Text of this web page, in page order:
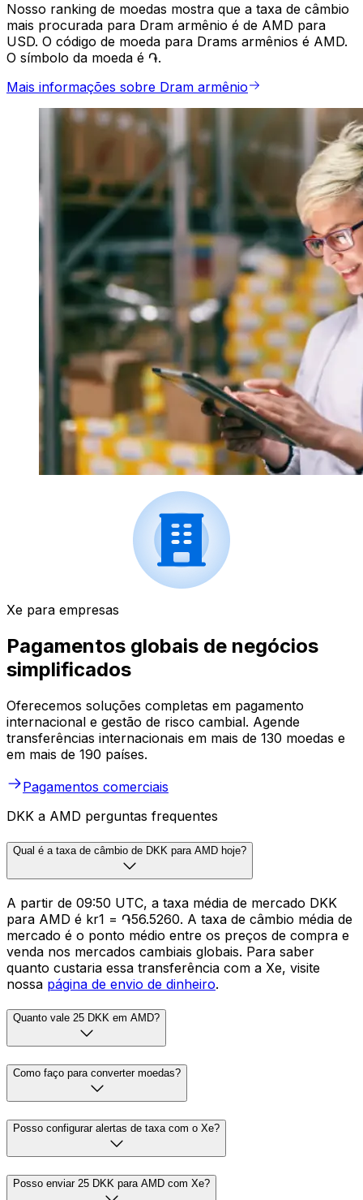
Nosso ranking de moedas mostra que a taxa de câmbio
mais procurada para Dram armênio é de AMD para
USD. O código de moeda para Drams armênios é AMD.
O símbolo da moeda é ֏.
Mais informações sobre Dram armênio
Xe para empresas
Pagamentos globais de negócios
simplificados
Oferecemos soluções completas em pagamento
internacional e gestão de risco cambial. Agende
transferências internacionais em mais de 130 moedas e
em mais de 190 países.
Pagamentos comerciais
DKK a AMD perguntas frequentes
Qual é a taxa de câmbio de DKK para AMD hoje?
A partir de 09:50 UTC, a taxa média de mercado DKK
para AMD é kr1 = ֏56.5260. A taxa de câmbio média de
mercado é o ponto médio entre os preços de compra e
venda nos mercados cambiais globais. Para saber
quanto custaria essa transferência com a Xe, visite
nossa página de envio de dinheiro.
Quanto vale 25 DKK em AMD?
Como faço para converter moedas?
Posso configurar alertas de taxa com o Xe?
Posso enviar 25 DKK para AMD com Xe?